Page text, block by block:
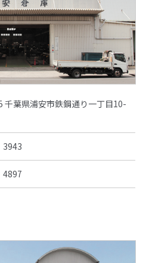
千葉県浦安市鉄鋼通り一丁目10-
3943
4897